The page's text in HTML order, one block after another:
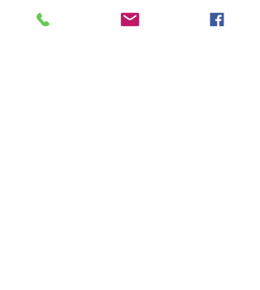
ans de formation à l’école européenne